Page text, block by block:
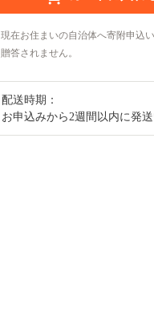
現在お住まいの自治体へ寄附申込
贈答されません。
配送時期：
お申込みから2週間以内に発送